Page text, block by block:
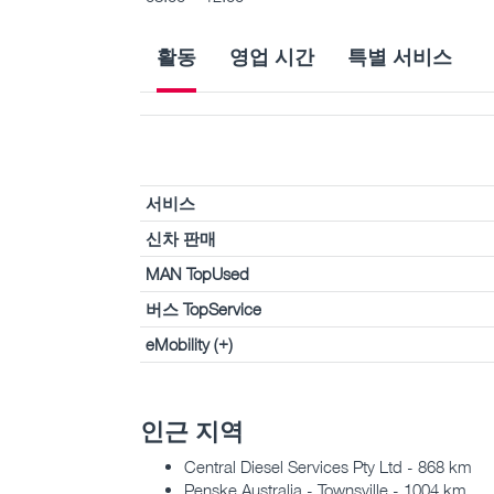
활동 영업 시간 특별 서비스
서비스
신차 판매
MAN TopUsed
버스 TopService
eMobility (+)
인근 지역
Central Diesel Services Pty Ltd - 868 km
Penske Australia - Townsville - 1004 km